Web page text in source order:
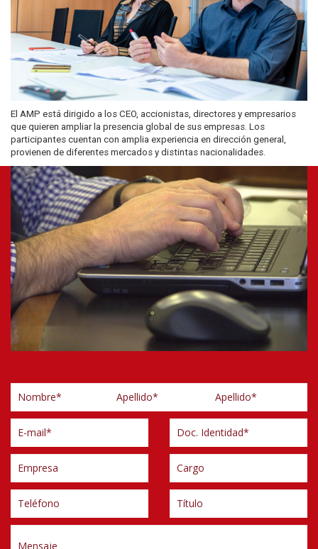
El AMP está dirigido a los CEO, accionistas, directores y empresarios
que quieren ampliar la presencia global de sus empresas. Los
participantes cuentan con amplia experiencia en dirección general,
provienen de diferentes mercados y distintas nacionalidades.